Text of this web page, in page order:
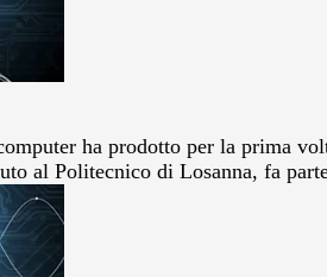
ha prodotto per la prima
al Politecnico di Losanna, fa